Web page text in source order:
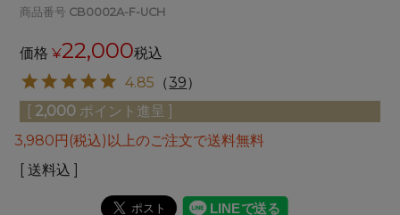
商品番号 CB0002A-F-UCH
価格 ¥22,000税込
4.85 （39）
[ 2,000 ポイント進呈 ]
3,980円(税込)以上のご注文で送料無料
送料込